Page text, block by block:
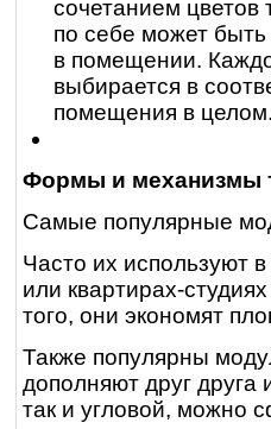
сочетанием
по себе может
в помещении.
выбирается в
помещения в
Формы и механизмы
Самые популярные
Часто их используют
или квартирах-
того, они экономят
Также популярны
дополняют друг друга
так и угловой, можно